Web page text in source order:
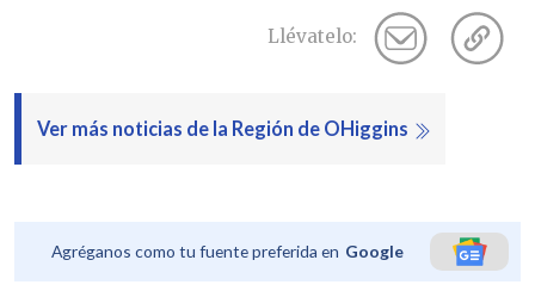
Llévatelo:
Ver más noticias de la Región de OHiggins
Agréganos como tu fuente preferida en Google